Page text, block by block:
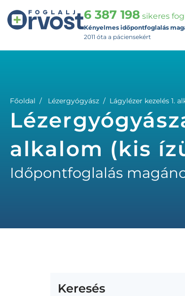
6 387 198 sikeres
Kényelmes időpontfoglalás
2011 óta a páciensekért
Főoldal Lézergyógyász Lágylézer kezelés 1.
alkalom (kis
Időpontfoglalás
Keresés